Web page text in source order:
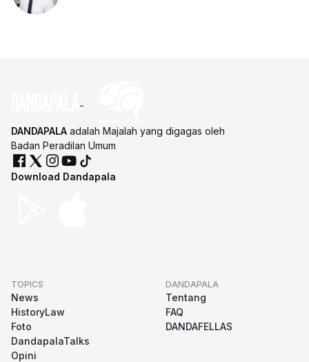
DANDAPALA adalah Majalah yang digagas oleh
Badan Peradilan Umum
Download Dandapala
TOPICS
News
HistoryLaw
Foto
DandapalaTalks
Opini
DANDAPALA
Tentang
FAQ
DANDAFELLAS